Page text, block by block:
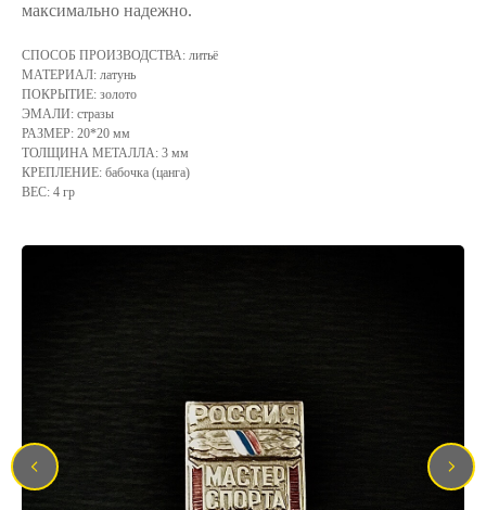
максимально надежно.
СПОСОБ ПРОИЗВОДСТВА: литьё
МАТЕРИАЛ: латунь
ПОКРЫТИЕ: золото
ЭМАЛИ: стразы
РАЗМЕР: 20*20 мм
ТОЛЩИНА МЕТАЛЛА: 3 мм
КРЕПЛЕНИЕ: бабочка (цанга)
ВЕС: 4 гр